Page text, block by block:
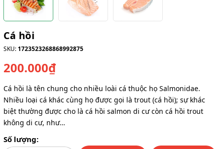
Cá hồi
SKU:1723523268868992875
200.000₫
Cá hồi là tên chung cho nhiều loài cá thuộc họ Salmonidae.
Nhiều loại cá khác cùng họ được gọi là trout (cá hồi); sự khác
biệt thường được cho là cá hồi salmon di cư còn cá hồi trout
không di cư, như…
Số lượng: